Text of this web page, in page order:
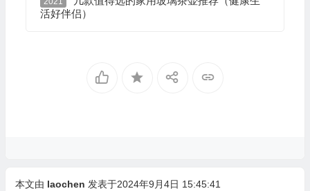
活好伴侣）
本文由 laochen 发表于2024年9月4日 15:45:41